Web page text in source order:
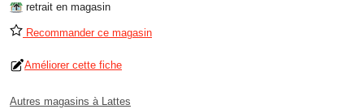
retrait en magasin
Recommander ce magasin
Améliorer cette fiche
Autres magasins à Lattes